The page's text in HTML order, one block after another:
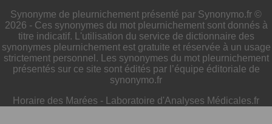
Synonyme de pleurnichement présenté par Synonymo.fr ©
2026 - Ces synonymes du mot pleurnichement sont donnés à
titre indicatif. L'utilisation du service de dictionnaire des
synonymes pleurnichement est gratuite et réservée à un usage
strictement personnel. Les synonymes du mot pleurnichement
présentés sur ce site sont édités par l’équipe éditoriale de
synonymo.fr
Horaire des Marées - Laboratoire d'Analyses Médicales.fr